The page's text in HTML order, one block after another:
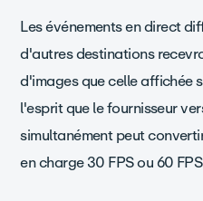
Les événements en direct
d'autres destinations
d'images que celle affichée
l'esprit que le fournisseur
simultanément peut
en charge 30 FPS ou 60